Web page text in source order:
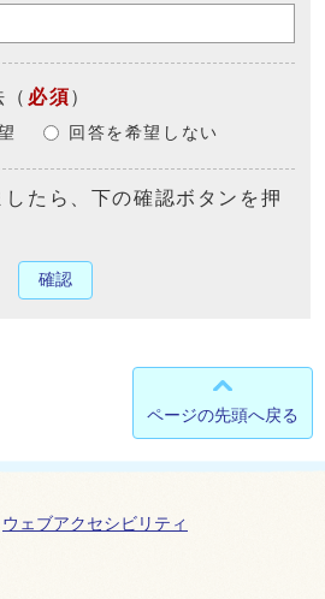
（ 必須）
回答を希望しない
たら、下の確認ボタンを押
確認
ページの先頭へ戻る
ウェブアクセシビリティ